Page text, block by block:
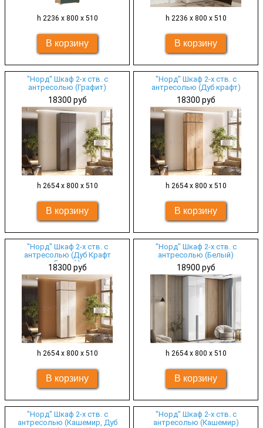
h 2236 х 800 х 510 h 2236 х 800 х 510
"Норд" Шкаф 2-х ств. с
антресолью (Графит)
18300 руб
h 2654 х 800 х 510
"Норд" Шкаф 2-х ств. с
антресолью (Дуб крафт)
18300 руб
h 2654 х 800 х 510
"Норд" Шкаф 2-х ств. с
антресолью (Дуб Крафт
Белый)
18300 руб
h 2654 х 800 х 510
"Норд" Шкаф 2-х ств. с
антресолью (Белый)
18900 руб
h 2654 х 800 х 510
"Норд" Шкаф 2-х ств. с
антресолью (Кашемир, Дуб
"Норд" Шкаф 2-х ств. с
антресолью (Кашемир)